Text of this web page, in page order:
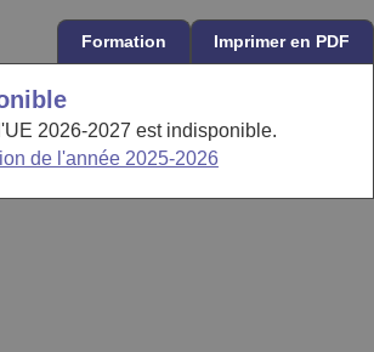
Formation Imprimer en PDF
2026-2027 est indisponible.
de l'année 2025-2026